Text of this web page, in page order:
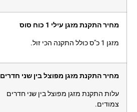
מחיר התקנת מזגן עילי 1 כוח סוס
מזגן 1 כ"ס כולל התקנה הכי זול.
מחיר התקנת מזגן מפוצל בין שני חדרים
עלות התקנת מזגן מפוצל בין שני חדרים
צמודים.